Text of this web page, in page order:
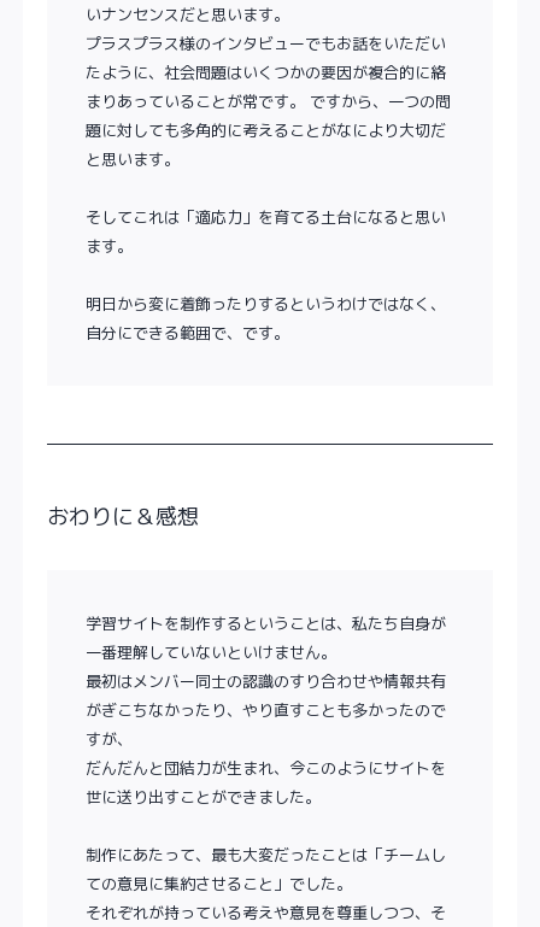
いナンセンスだと思います。
プラスプラス様のインタビューでもお話をいただい
たように、社会問題はいくつかの要因が複合的に絡
まりあっていることが常です。 ですから、一つの問
題に対しても多角的に考えることがなにより大切だ
と思います。
そしてこれは「適応力」を育てる土台になると思い
ます。
明日から変に着飾ったりするというわけではなく、
自分にできる範囲で、です。
おわりに＆感想
学習サイトを制作するということは、私たち自身が
一番理解していないといけません。
最初はメンバー同士の認識のすり合わせや情報共有
がぎこちなかったり、やり直すことも多かったので
すが、
だんだんと団結力が生まれ、今このようにサイトを
世に送り出すことができました。
制作にあたって、最も大変だったことは「チームし
ての意見に集約させること」でした。
それぞれが持っている考えや意見を尊重しつつ、そ